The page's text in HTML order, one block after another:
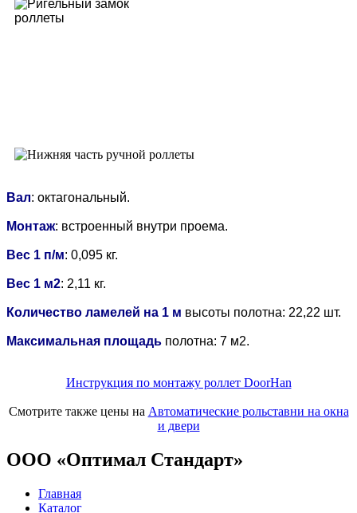
Вал: октагональный.
Монтаж: встроенный внутри проема.
Вес 1 п/м: 0,095 кг.
Вес 1 м2: 2,11 кг.
Количество ламелей на 1 м высоты полотна: 22,22 шт.
Максимальная площадь полотна: 7 м2.
Инструкция по монтажу роллет DoorHan
Смотрите также цены на Автоматические рольставни на окна
и двери
ООО «Оптимал Стандарт»
Главная
Каталог